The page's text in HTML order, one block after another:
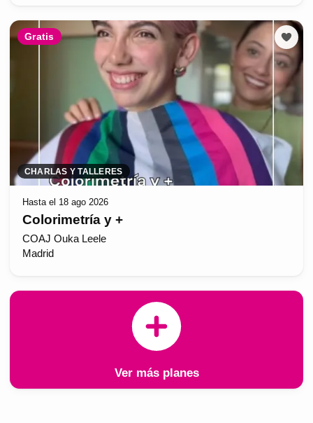
Gratis
CHARLAS Y TALLERES
Hasta el 18 ago 2026
Colorimetría y +
COAJ Ouka Leele
Madrid
Ver más planes